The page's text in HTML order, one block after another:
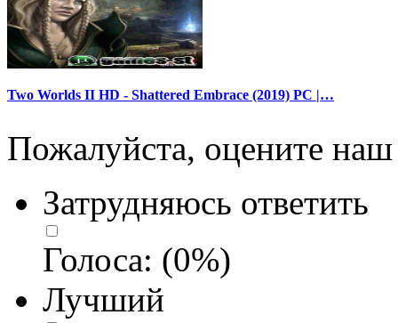
Two Worlds II HD - Shattered Embrace (2019) PC |…
Пожалуйста, оцените наш
Затрудняюсь ответить
Голоса: (0%)
Лучший